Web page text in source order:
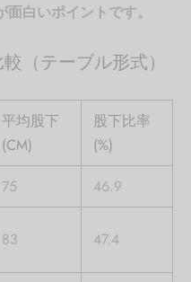
白いポイントです。
（テーブル形式）
平均股下
(CM)
股下比率
(%)
75
46.9
83 47.4